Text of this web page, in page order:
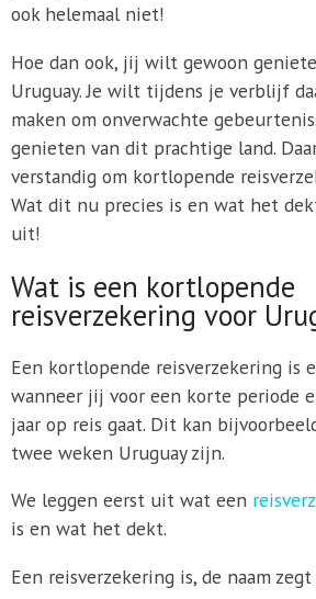
ook helemaal niet!
Hoe dan ook, jij wilt gewoon
Uruguay. Je wilt tijdens je verblijf
maken om onverwachte
genieten van dit prachtige land.
verstandig om kortlopende
Wat dit nu precies is en wat het
uit!
Wat is een kortlopende
reisverzekering voor
Een kortlopende reisverzekering is
wanneer jij voor een korte periode
jaar op reis gaat. Dit kan
twee weken Uruguay zijn.
We leggen eerst uit wat een
is en wat het dekt.
Een reisverzekering is, de naam